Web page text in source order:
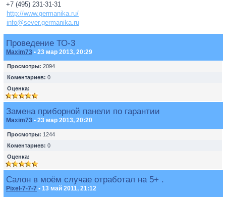
+7 (495) 231-31-31
http://www.germanika.ru/
info@sever.germanika.ru
Проведение ТО-3
Maxim73 • 23 мар 2013, 20:29
Просмотры: 2094
Коментариев: 0
Оценка:
Замена приборной панели по гарантии
Maxim73 • 23 мар 2013, 20:20
Просмотры: 1244
Коментариев: 0
Оценка:
Салон в моём случае отработал на 5+ .
Pixel-7-7-7 • 13 май 2011, 21:12